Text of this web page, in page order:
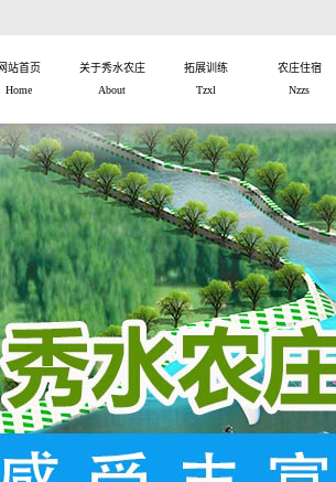
站首页
Home
关于秀水农庄
About
拓展训练
Tzxl
农庄住宿
Nzzs